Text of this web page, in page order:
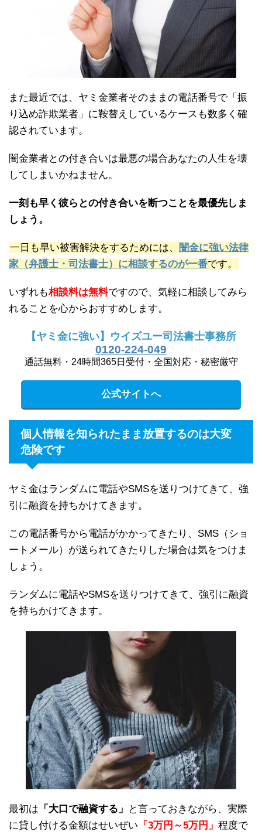
また最近では、ヤミ金業者そのままの電話番号で「振
り込め詐欺業者」に鞍替えしているケースも数多く確
認されています。
闇金業者との付き合いは最悪の場合あなたの人生を壊
してしまいかねません。
一刻も早く彼らとの付き合いを断つことを最優先しま
しょう。
一日も早い被害解決をするためには、
闇金に強い法律
家（弁護士・司法書士）に相談するのが一番です。
いずれも相談料は無料ですので、気軽に相談してみら
れることを心からおすすめします。
【ヤミ金に強い】ウイズユー司法書士事務所
0120-224-049
通話無料・24時間365日受付・全国対応・秘密厳守
公式サイトへ
個人情報を知られたまま放置するのは大変
危険です
ヤミ金はランダムに電話やSMSを送りつけてきて、強
引に融資を持ちかけてきます。
この電話番号から電話がかかってきたり、SMS（ショ
ートメール）が送られてきたりした場合は気をつけま
しょう。
ランダムに電話やSMSを送りつけてきて、強引に融資
を持ちかけてきます。
最初は 「大口で融資する」
と言っておきながら、実際
に貸し付ける金額はせいぜい 「3万円～5万円」 程度で